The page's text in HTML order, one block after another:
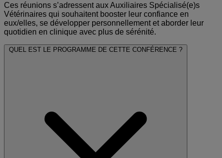
Ces réunions s’adressent aux Auxiliaires Spécialisé(e)s
Vétérinaires qui souhaitent booster leur confiance en
eux/elles, se développer personnellement et aborder leur
quotidien en clinique avec plus de sérénité.
QUEL EST LE PROGRAMME DE CETTE CONFÉRENCE ?